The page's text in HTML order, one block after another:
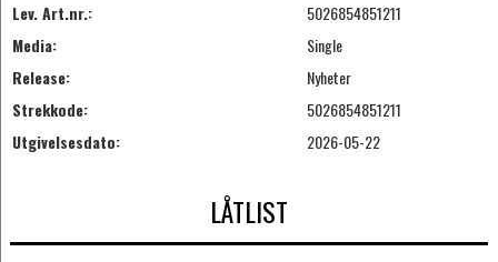
Lev. Art.nr.:
5026854851211
Media:
Single
Release:
Nyheter
Strekkode:
5026854851211
Utgivelsesdato:
2026-05-22
LÅTLIST